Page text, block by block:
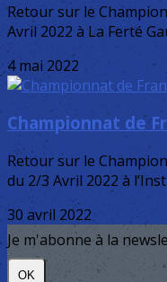
Retour sur le
Avril 2022 à La Ferté
4 mai 2022
Championnat de
Retour sur le
du 2/3 Avril 2022 à
30 avril 2022
Je m'abonne à la
OK